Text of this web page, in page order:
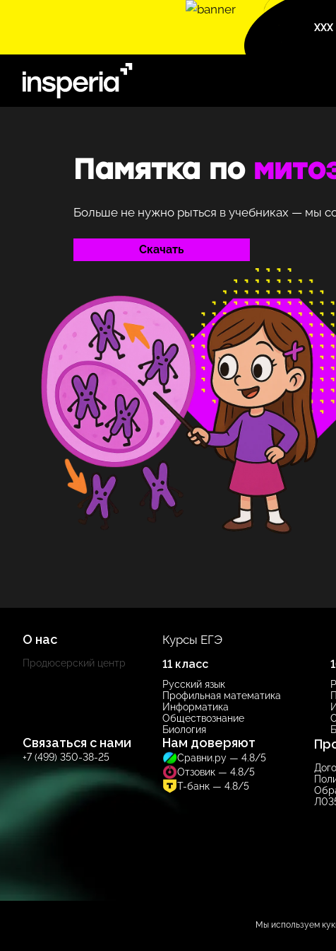
XXX
Мы используем
Памятка по
Больше не нужно рыться в учебниках — мы
Скачать
О нас
Продюсерский центр
Курсы ЕГЭ
11 класс
Русский язык
Профильная математика
Информатика
Обществознание
Биология
Нам доверяют
Сравни.ру — 4.8/5
Отзовик — 4.8/5
Т-банк — 4.8/5
Связаться с нами
+7 (499) 350-38-25
ИНН 780630451309